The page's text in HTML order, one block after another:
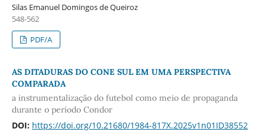
Silas Emanuel Domingos de Queiroz
548-562
PDF/A
AS DITADURAS DO CONE SUL EM UMA PERSPECTIVA
COMPARADA
a instrumentalização do futebol como meio de propaganda
durante o período Condor
DOI: https://doi.org/10.21680/1984-817X.2025v1n01ID38552